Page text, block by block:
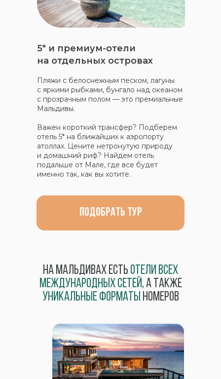
Пляжи с белоснежным песком, лагуны
с яркими рыбками, бунгало над океаном
с прозрачным полом — это премиальные
Мальдивы.
Важен короткий трансфер? Подберем
отель 5* на ближайших к аэропорту
атоллах. Цените нетронутую природу
и домашний риф? Найдем отель
подальше от Мале, где все будет
именно так, как вы хотите.
подобрать тур
5* и премиум-отели
на отдельных островах
На Мальдивах есть отели всех
международных сетей,а также
уникальные форматы номеров